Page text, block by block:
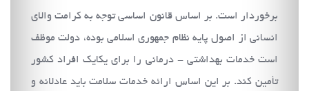
برخوردار است. بر اساس قانون اساسي توجه به كرامت والاي
انساني از اصول پايه نظام جمهوري اسلامي بوده، دولت موظف
است خدمات بهداشتي‌ - درماني را براي يكايك افراد كشور
تأمين كند. بر اين اساس ارائه خدمات سلامت بايد عادلانه و